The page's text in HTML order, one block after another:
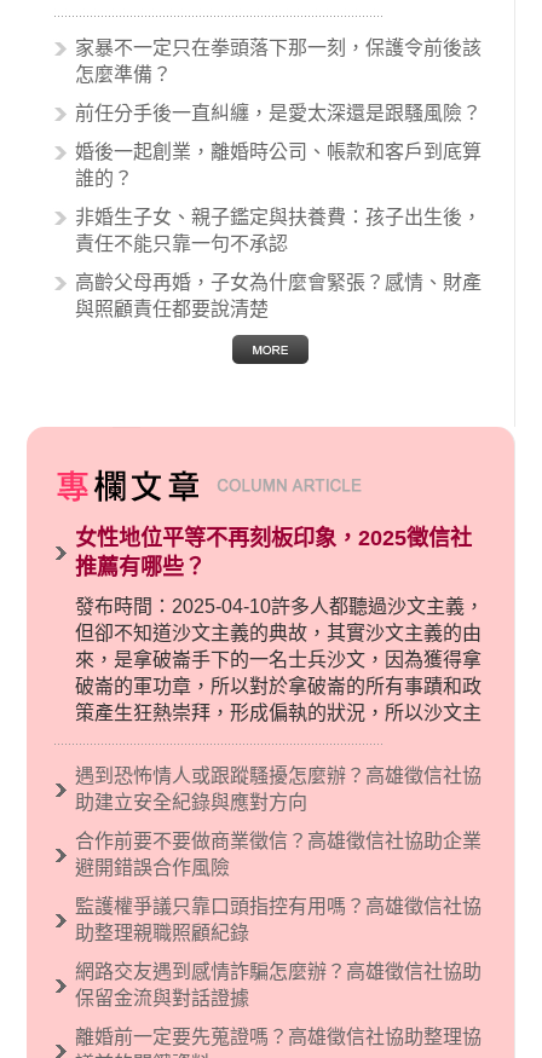
顧失當、醫療費用的收取。雖然醫學進步，但醫
生與病患之間引起的糾紛還是經常發生。很多案
例中最後都走向訴訟流程，我們如果不幸遇到相
的內容其實非常多，有些案例…
家暴不一定只在拳頭落下那一刻，保護令前後該
怎麼準備？
前任分手後一直糾纏，是愛太深還是跟騷風險？
婚後一起創業，離婚時公司、帳款和客戶到底算
誰的？
非婚生子女、親子鑑定與扶養費：孩子出生後，
責任不能只靠一句不承認
高齡父母再婚，子女為什麼會緊張？感情、財產
與照顧責任都要說清楚
女性地位平等不再刻板印象，2025徵信社
推薦有哪些？
發布時間：2025-04-10許多人都聽過沙文主義，
但卻不知道沙文主義的典故，其實沙文主義的由
來，是拿破崙手下的一名士兵沙文，因為獲得拿
破崙的軍功章，所以對於拿破崙的所有事蹟和政
策產生狂熱崇拜，形成偏執的狀況，所以沙文主
義後來就被拿來暗指偏見和歧視，而且有沙文主
義傾向的人，通常對於自己的國家和民族有超強
烈的卓越感，因而瞧不起其他國家的人，所以沙
現了男性沙文…
遇到恐怖情人或跟蹤騷擾怎麼辦？高雄徵信社協
助建立安全紀錄與應對方向
合作前要不要做商業徵信？高雄徵信社協助企業
避開錯誤合作風險
監護權爭議只靠口頭指控有用嗎？高雄徵信社協
助整理親職照顧紀錄
網路交友遇到感情詐騙怎麼辦？高雄徵信社協助
保留金流與對話證據
離婚前一定要先蒐證嗎？高雄徵信社協助整理協